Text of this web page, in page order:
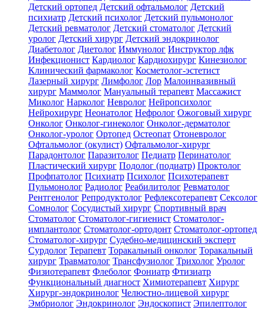
Детский ортопед Детский офтальмолог Детский
психиатр Детский психолог Детский пульмонолог
Детский ревматолог Детский стоматолог Детский
уролог Детский хирург Детский эндокринолог
Диабетолог Диетолог Иммунолог Инструктор лфк
Инфекционист Кардиолог Кардиохирург Кинезиолог
Клинический фармаколог Косметолог-эстетист
Лазерный хирург Лимфолог Лор Малоинвазивный
хирург Маммолог Мануальный терапевт Массажист
Миколог Нарколог Невролог Нейропсихолог
Нейрохирург Неонатолог Нефролог Ожоговый хирург
Онколог Онколог-гинеколог Онколог-дерматолог
Онколог-уролог Ортопед Остеопат Отоневролог
Офтальмолог (окулист) Офтальмолог-хирург
Парадонтолог Паразитолог Педиатр Перинатолог
Пластический хирург Подолог (подиатр) Проктолог
Профпатолог Психиатр Психолог Психотерапевт
Пульмонолог Радиолог Реабилитолог Ревматолог
Рентгенолог Репродуктолог Рефлексотерапевт Сексолог
Сомнолог Сосудистый хирург Спортивный врач
Стоматолог Стоматолог-гигиенист Стоматолог-
имплантолог Стоматолог-ортодонт Стоматолог-ортопед
Стоматолог-хирург Судебно-медицинский эксперт
Сурдолог Терапевт Торакальный онколог Торакальный
хирург Травматолог Трансфузиолог Трихолог Уролог
Физиотерапевт Флеболог Фониатр Фтизиатр
Функциональный диагност Химиотерапевт Хирург
Хирург-эндокринолог Челюстно-лицевой хирург
Эмбриолог Эндокринолог Эндоскопист Эпилептолог